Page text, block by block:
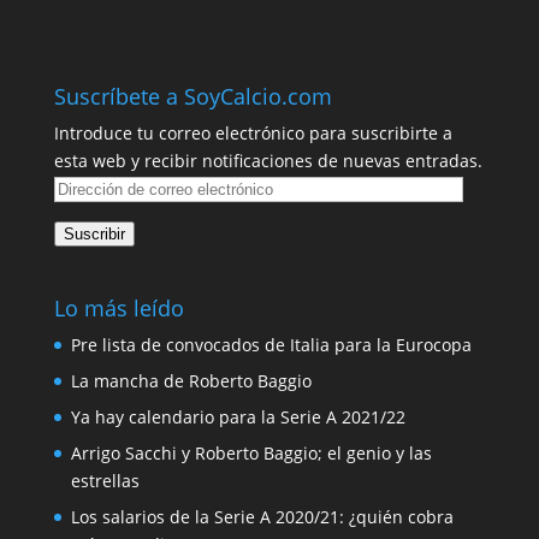
Suscríbete a SoyCalcio.com
Introduce tu correo electrónico para suscribirte a
esta web y recibir notificaciones de nuevas entradas.
Dirección
correo
Suscribir
Lo más leído
Pre lista de convocados de Italia para la Eurocopa
La mancha de Roberto Baggio
Ya hay calendario para la Serie A 2021/22
Arrigo Sacchi y Roberto Baggio; el genio y las
estrellas
Los salarios de la Serie A 2020/21: ¿quién cobra